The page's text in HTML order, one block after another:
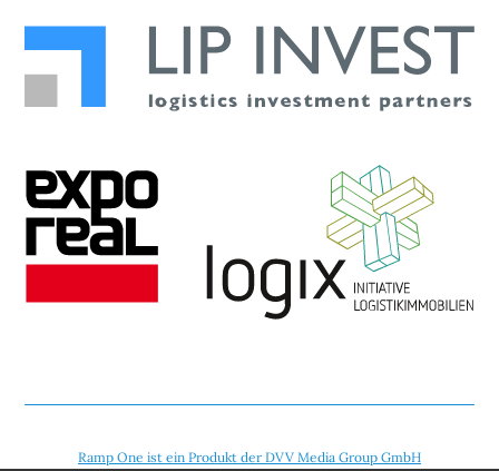
Ramp One ist ein Produkt der DVV Media Group GmbH